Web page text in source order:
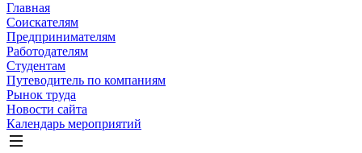
Главная
Соискателям
Предпринимателям
Работодателям
Студентам
Путеводитель по компаниям
Рынок труда
Новости сайта
Календарь мероприятий